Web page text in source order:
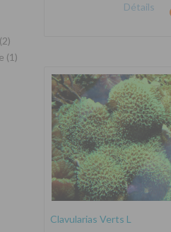
(1)
Détails
Clavularias Verts L